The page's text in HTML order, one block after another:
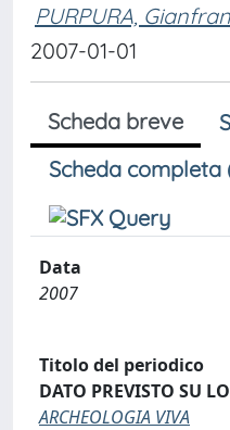
PURPURA,
2007-01-01
Scheda breve
Scheda completa
Data
2007
Titolo del periodico
DATO PREVISTO SU
ARCHEOLOGIA VIVA